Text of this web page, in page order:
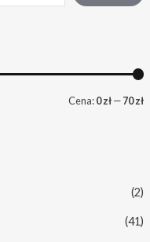
Cena:0 zł—70 zł
(2)
(41)